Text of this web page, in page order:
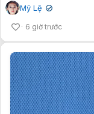
Mỹ Lệ ✔
6 giờ trước